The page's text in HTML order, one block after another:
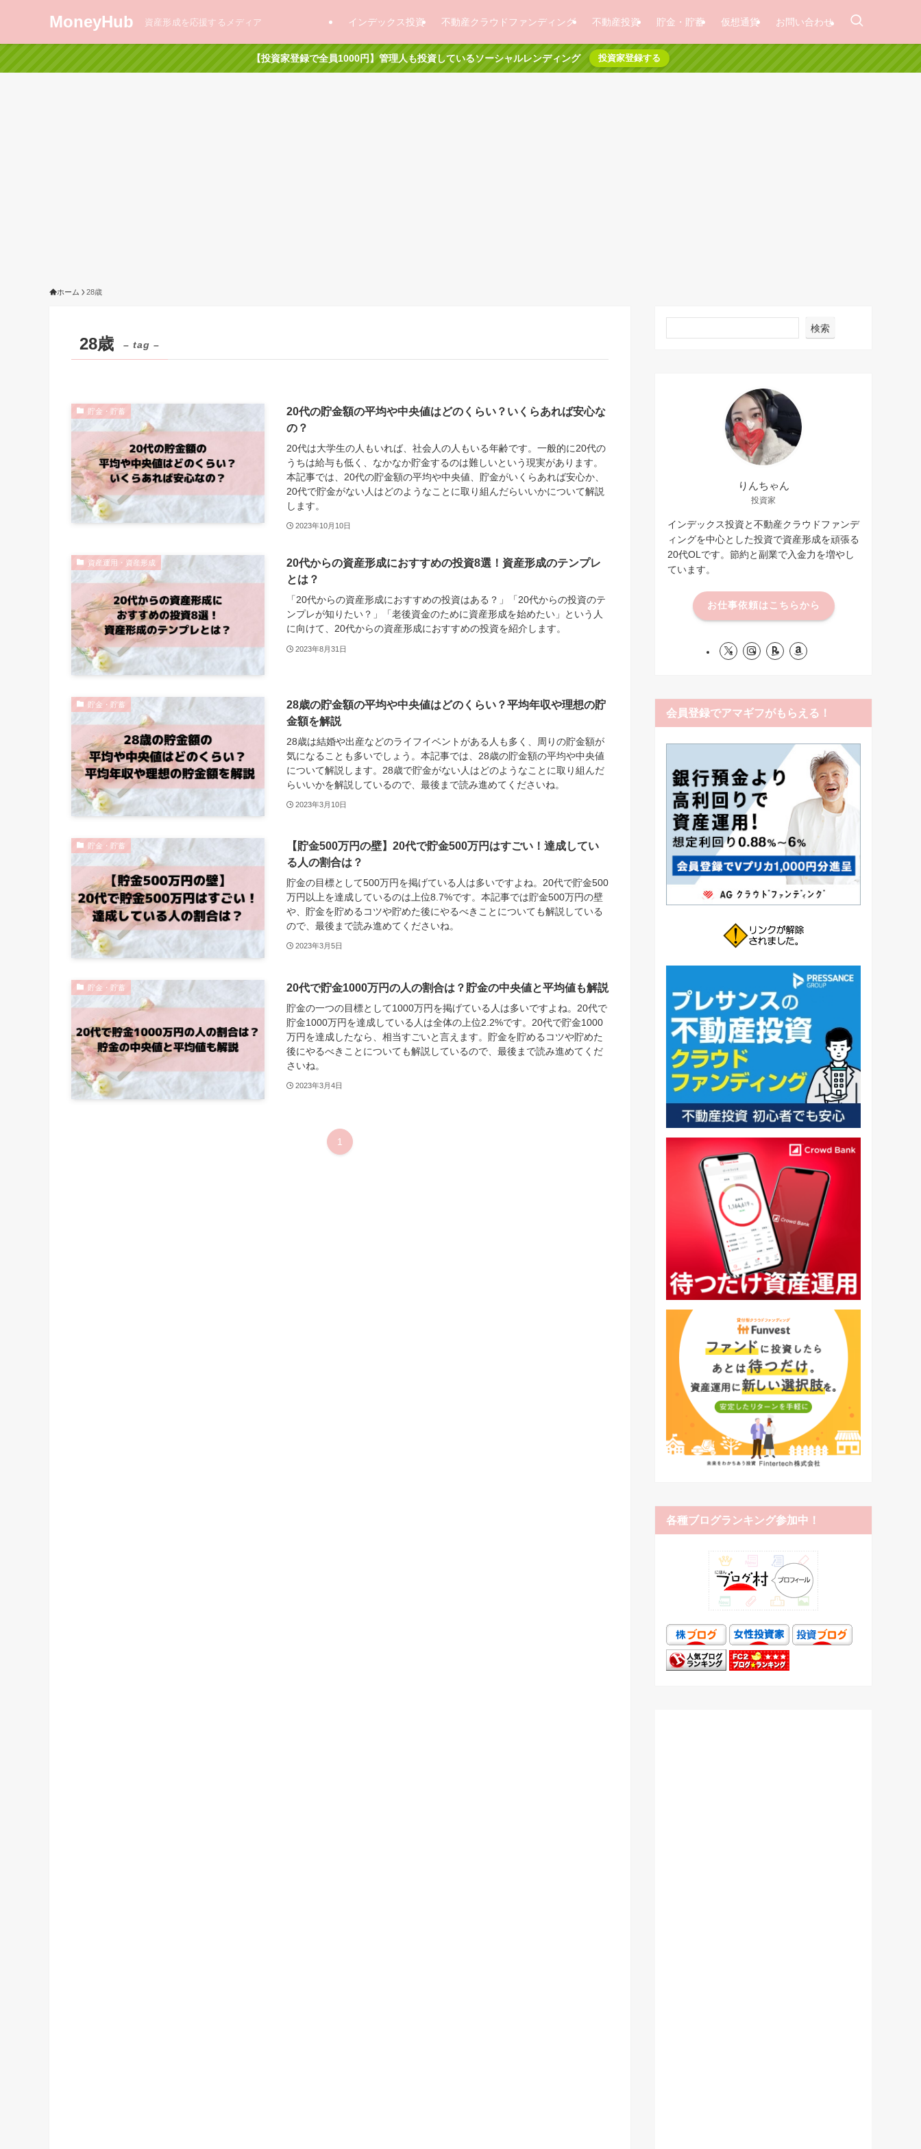
MoneyHub 資産形成を応援するメディア インデックス投資 不動産クラウドファンディング 不動産投資 貯金・貯蓄 仮想通貨 お問い合わせ
【投資家登録で全員1000円】管理人も投資しているソーシャルレンディング 投資家登録する
ホーム 28歳
28歳 – tag –
貯金・貯蓄
20代の貯金額の平均や中央値はどのくらい？いくらあれば安心な
の？
20代は大学生の人もいれば、社会人の人もいる年齢です。一般的に20代の
うちは給与も低く、なかなか貯金するのは難しいという現実があります。
本記事では、20代の貯金額の平均や中央値、貯金がいくらあれば安心か、
20代で貯金がない人はどのようなことに取り組んだらいいかについて解説
します。
2023年10月10日
資産運用・資産形成
20代からの資産形成におすすめの投資8選！資産形成のテンプレ
とは？
「20代からの資産形成におすすめの投資はある？」「20代からの投資のテ
ンプレが知りたい？」「老後資金のために資産形成を始めたい」という人
に向けて、20代からの資産形成におすすめの投資を紹介します。
2023年8月31日
貯金・貯蓄
28歳の貯金額の平均や中央値はどのくらい？平均年収や理想の貯
金額を解説
28歳は結婚や出産などのライフイベントがある人も多く、周りの貯金額が
気になることも多いでしょう。本記事では、28歳の貯金額の平均や中央値
について解説します。28歳で貯金がない人はどのようなことに取り組んだ
らいいかを解説しているので、最後まで読み進めてくださいね。
2023年3月10日
貯金・貯蓄
【貯金500万円の壁】20代で貯金500万円はすごい！達成してい
る人の割合は？
貯金の目標として500万円を掲げている人は多いですよね。20代で貯金500
万円以上を達成しているのは上位8.7%です。本記事では貯金500万円の壁
や、貯金を貯めるコツや貯めた後にやるべきことについても解説している
ので、最後まで読み進めてくださいね。
2023年3月5日
貯金・貯蓄 20代で貯金1000万円の人の割合は？貯金の中央値と平均値も解説
貯金の一つの目標として1000万円を掲げている人は多いですよね。20代で
貯金1000万円を達成している人は全体の上位2.2%です。20代で貯金1000
万円を達成したなら、相当すごいと言えます。貯金を貯めるコツや貯めた
後にやるべきことについても解説しているので、最後まで読み進めてくだ
さいね。
2023年3月4日
1
検索
りんちゃん
投資家
インデックス投資と不動産クラウドファンデ
ィングを中心とした投資で資産形成を頑張る
20代OLです。節約と副業で入金力を増やし
ています。
お仕事依頼はこちらから
会員登録でアマギフがもらえる！
各種ブログランキング参加中！